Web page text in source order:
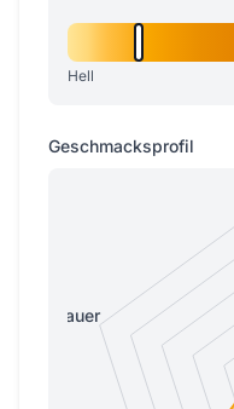
Hell
Geschmacksprofil
Sauer